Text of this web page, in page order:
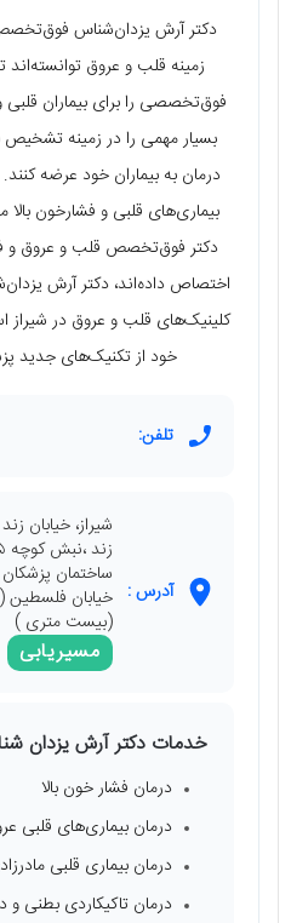
دکتر آرش یزدان‌شناس
زمینه قلب و عروق
فوق‌تخصصی را برای بیماران
بسیار مهمی را در زمینه
درمان به بیماران خود عرضه
بیماری‌های قلبی و فشارخون بالا
دکتر فوق‌تخصص قلب و عروق و
اختصاص داده‌اند، دکتر آرش
کلینیک‌های قلب و عروق در
خود از تکنیک‌های جدید
تلفن:
آدرس :
شیراز، خیابان
ساختمان
خیابان فلسطین
(بیست متری )
مسیریابی
خدمات دکتر آرش یزدان
درمان فشار خون بالا
درمان بیماری‌های قلبی
درمان بیماری قلبی
درمان تاکیکاردی بطنی و